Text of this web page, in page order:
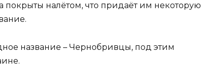
покрыты налётом, что придаёт им некоторую
название – Чернобривцы, под этим